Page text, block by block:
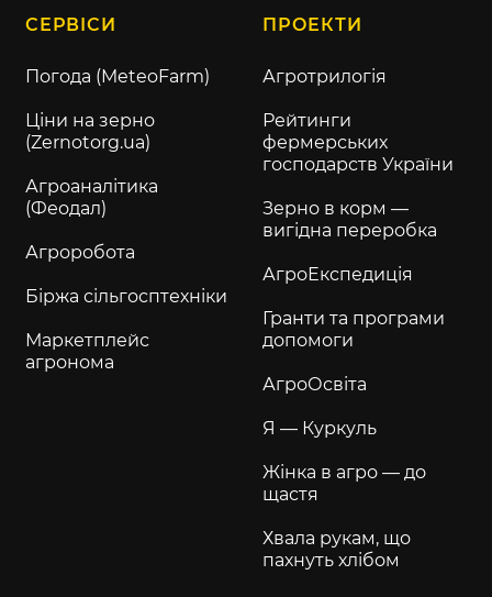
СЕРВІСИ
Погода (MeteoFarm)
Ціни на зерно
(Zernotorg.ua)
Агроаналітика
(Феодал)
Агроробота
Біржа сільгосптехніки
Маркетплейс
агронома
ПРОЕКТИ
Агротрилогія
Рейтинги
фермерських
господарств України
Зерно в корм —
вигідна переробка
АгроЕкспедиція
Гранти та програми
допомоги
АгроОсвіта
Я — Куркуль
Жінка в агро — до
щастя
Хвала рукам, що
пахнуть хлібом